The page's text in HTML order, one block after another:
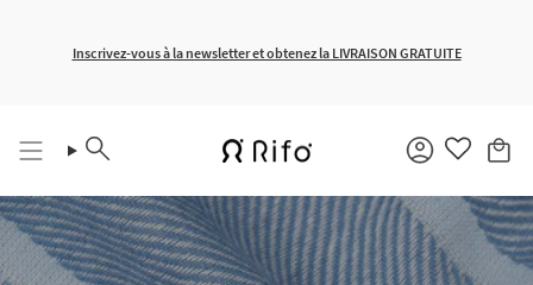
Inscrivez-vous à la newsletter et obtenez la LIVRAISON GRATUITE
Livraison gratuite pour les commandes supérieures à 150 €
Recherche Compte